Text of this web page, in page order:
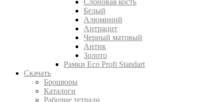
Слоновая кость
Белый
Алюминий
Антрацит
Черный матовый
Антик
Золото
Рамки Eco Profi Standart
Скачать
Брошюры
Каталоги
Рабочие тетради